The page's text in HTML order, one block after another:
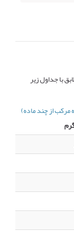
با جداول زیر
از چند ماده)